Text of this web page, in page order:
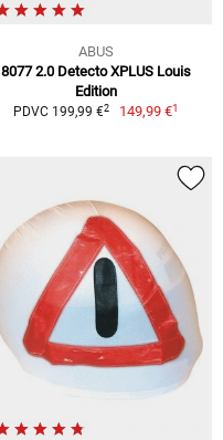
ABUS
8077 2.0 Detecto XPLUS Louis
Edition
PDVC 199,99 €2 149,99 €1